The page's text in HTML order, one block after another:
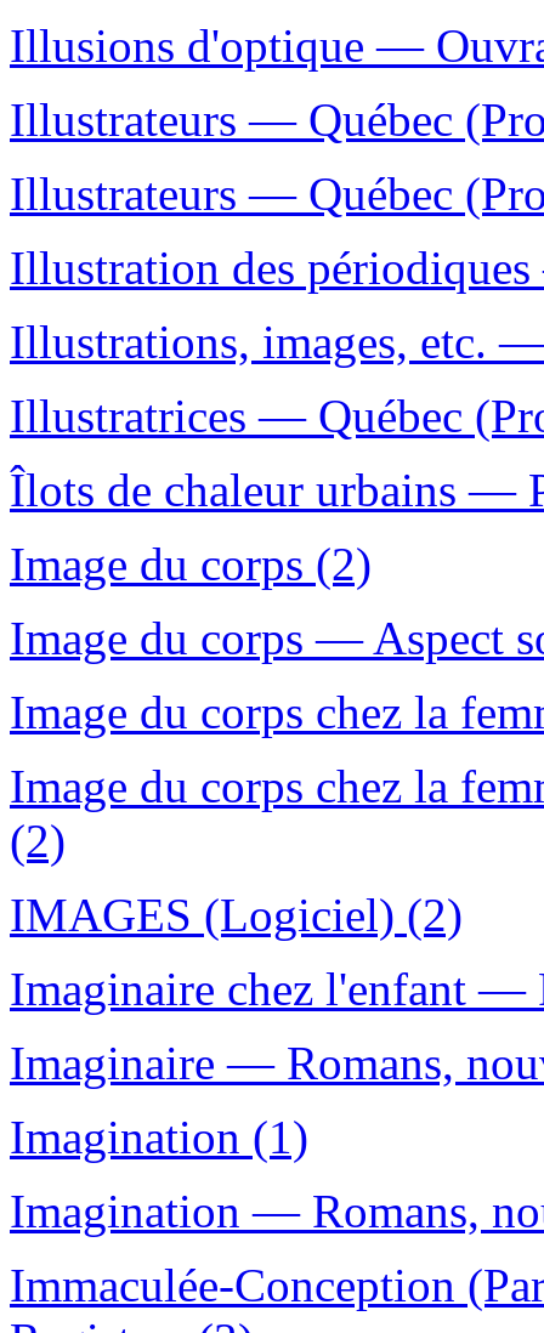
Illusions d'optique —
Illustrateurs — Québec
Illustrateurs — Québec
Illustration des
Illustrations, images, etc.
Illustratrices — Québec
Îlots de chaleur urbains —
Image du corps (2)
Image du corps — Aspect
Image du corps chez la
Image du corps chez la
(2)
IMAGES (Logiciel) (2)
Imaginaire chez l'enfant —
Imaginaire — Romans,
Imagination (1)
Imagination — Romans,
Immaculée-Conception